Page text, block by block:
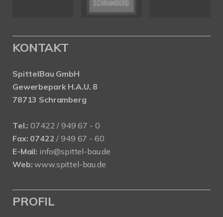
KONTAKT
SpittelBau GmbH
Gewerbepark H.A.U. 8
78713 Schramberg
Tel.: 07422 / 949 67 - 0
Fax: 07422 / 949 67 - 60
E-Mail: info@spittel-bau.de
Web: www.spittel-bau.de
PROFIL